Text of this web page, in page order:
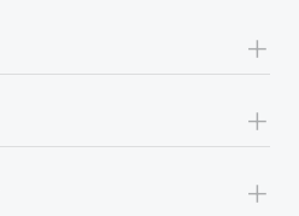
+
+
+